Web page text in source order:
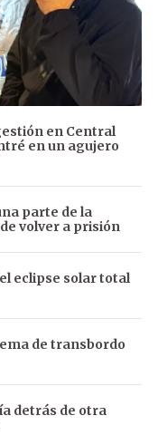
en Central
en un agujero
parte de la
volver a prisión
eclipse solar total
de transbordo
detrás de otra